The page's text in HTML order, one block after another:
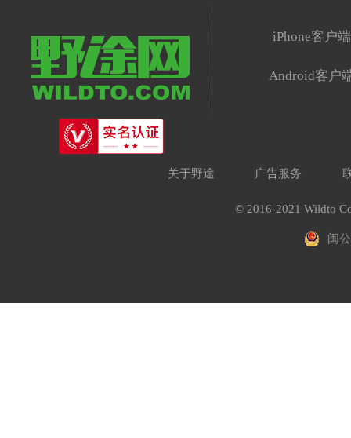
iPhone客户端
Android客户
关于野途 广告服务
© 2016-2021 Wildto
闽